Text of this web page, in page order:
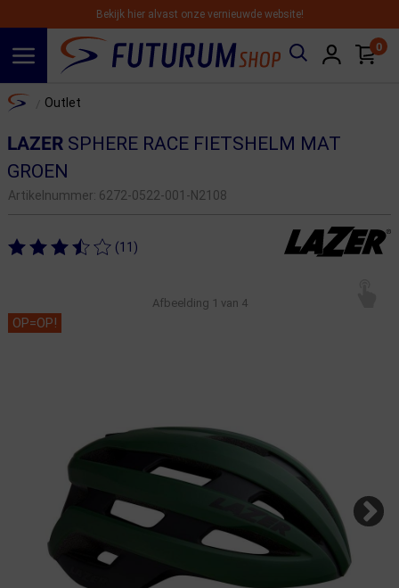
Bekijk hier alvast onze vernieuwde website!
0
Home Outlet
LAZERSPHERE RACE FIETSHELM MAT
GROEN
Artikelnummer: 6272-0522-001-N2108
(11)
Afbeelding 1 van 4
OP=OP!